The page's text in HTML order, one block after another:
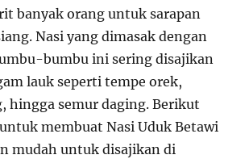
banyak orang untuk sarapan
Nasi yang dimasak dengan
bumbu ini sering disajikan
lauk seperti tempe orek,
hingga semur daging. Berikut
membuat Nasi Uduk Betawi
mudah untuk disajikan di